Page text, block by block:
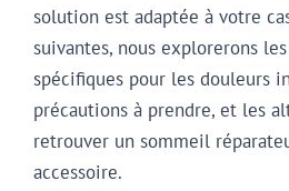
solution est adaptée à votre
suivantes, nous explorerons
spécifiques pour les douleurs
précautions à prendre, et les
retrouver un sommeil
accessoire.